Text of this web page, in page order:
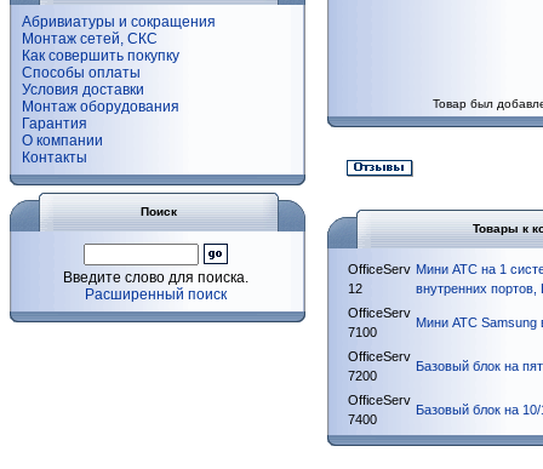
Абривиатуры и сокращения
Монтаж сетей, СКС
Как совершить покупку
Способы оплаты
Условия доставки
Монтаж оборудования
Гарантия
О компании
Контакты
Поиск
Введите слово для поиска.
Расширенный поиск
Товар был
Товары к
OfficeServ
12
Мини АТС на 1
внутренних портов,
OfficeServ
7100
Мини АТС Samsung
OfficeServ
7200
Базовый блок на
OfficeServ
7400
Базовый блок на